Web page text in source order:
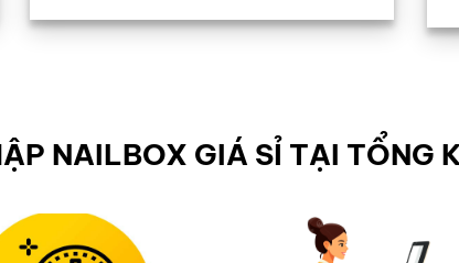
NAILBOX GIÁ SỈ TẠI TỔNG